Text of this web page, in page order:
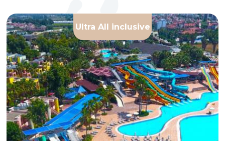
Ultra All inclusive